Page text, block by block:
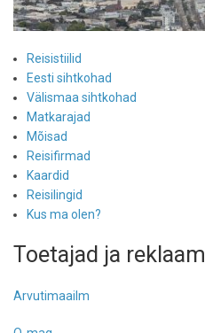
Reisistiilid
Eesti sihtkohad
Välismaa sihtkohad
Matkarajad
Mõisad
Reisifirmad
Kaardid
Reisilingid
Kus ma olen?
Toetajad ja reklaam
Arvutimaailm